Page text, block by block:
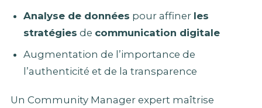
Analyse de données pour affiner les
stratégies de communication digitale
Augmentation de l’importance de
l’authenticité et de la transparence
Un Community Manager expert maîtrise